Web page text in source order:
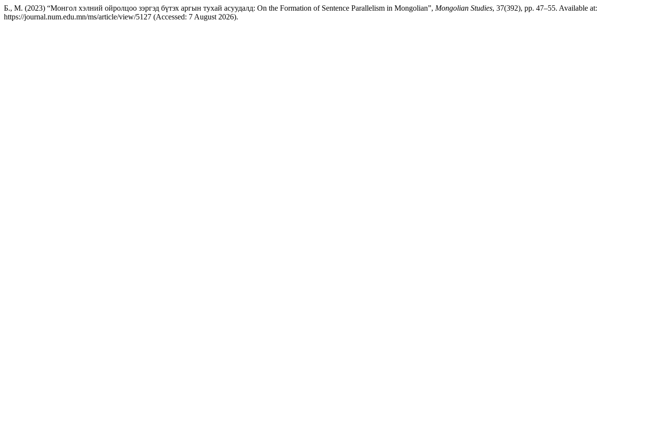
Б., М. (2023) “Монгол хэлний ойролцоо зэргэд бүтэх аргын тухай асуудалд: On the Formation of Sentence Parallelism in Mongolian”, Mongolian Studies, 37(392), pp. 47–55. Available at:
https://journal.num.edu.mn/ms/article/view/5127 (Accessed: 7 August 2026).